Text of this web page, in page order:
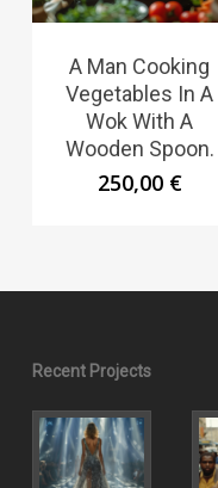
A Man Cooking
Vegetables In A
Wok With A
Wooden Spoon.
250,00 €
Recent Projects